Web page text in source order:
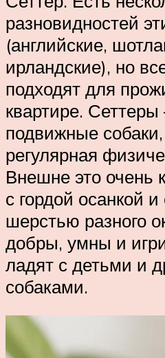
разновидностей
(английские,
ирландские), но
подходят для
квартире. Сеттеры
подвижные
регулярная
Внешне это очень
с гордой осанкой
шерстью разного
добры, умны и
ладят с детьми и
собаками.